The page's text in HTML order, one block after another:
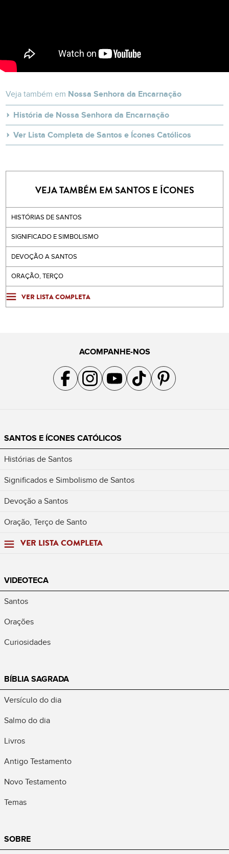
Veja também em Nossa Senhora da Encarnação
História de Nossa Senhora da Encarnação
Ver Lista Completa de Santos e Ícones Católicos
VEJA TAMBÉM EM SANTOS E ÍCONES
HISTÓRIAS DE SANTOS
SIGNIFICADO E SIMBOLISMO
DEVOÇÃO A SANTOS
ORAÇÃO, TERÇO
VER LISTA COMPLETA
ACOMPANHE-NOS
Acompanhe a gente no Facebook
Acompanhe a gente no Instagram
Acompanhe a gente no YouTube
Acompanhe a gente no TikTok
Acompanhe a gente no
SANTOS E ÍCONES CATÓLICOS
Histórias de Santos
Significados e Simbolismo de Santos
Devoção a Santos
Oração, Terço de Santo
VER LISTA COMPLETA
VIDEOTECA
Santos
Orações
Curiosidades
BÍBLIA SAGRADA
Versículo do dia
Salmo do dia
Livros
Antigo Testamento
Novo Testamento
Temas
SOBRE